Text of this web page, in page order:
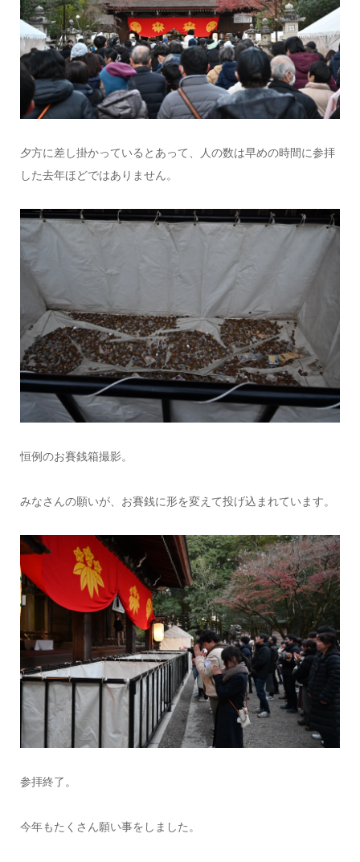
夕方に差し掛かっているとあって、人の数は早めの時間に参拝
した去年ほどではありません。
恒例のお賽銭箱撮影。
みなさんの願いが、お賽銭に形を変えて投げ込まれています。
参拝終了。
今年もたくさん願い事をしました。